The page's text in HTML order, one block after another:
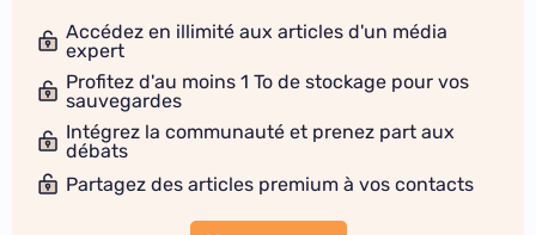
Accédez en illimité aux articles d'un média
expert
Profitez d'au moins 1 To de stockage pour vos
sauvegardes
Intégrez la communauté et prenez part aux
débats
Partagez des articles premium à vos contacts